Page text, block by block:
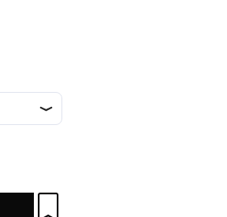
IDIOMA